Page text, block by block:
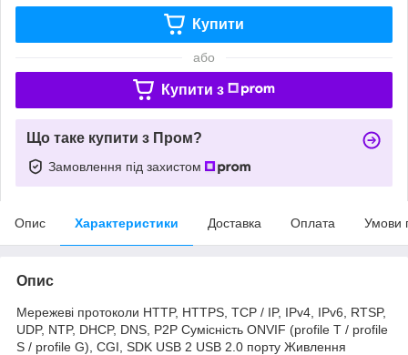
Купити
або
Купити з
Що таке купити з Пром?
Замовлення під захистом
Опис Характеристики Доставка Оплата Умови
Опис
Мережеві протоколи HTTP, HTTPS, TCP / IP, IPv4, IPv6, RTSP,
UDP, NTP, DHCP, DNS, P2P Сумісність ONVIF (profile T / profile
S / profile G), CGI, SDK USB 2 USB 2.0 порту Живлення